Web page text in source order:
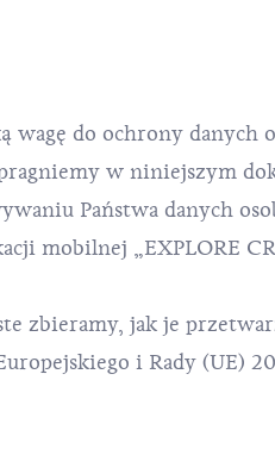
do ochrony danych
w niniejszym
Państwa danych
mobilnej „EXPLORE
zbieramy, jak je
i Rady (UE)